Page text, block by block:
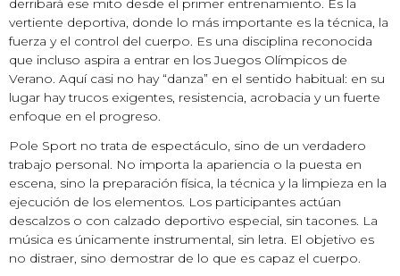
derribará ese mito desde el primer entrenamiento. Es la
vertiente deportiva, donde lo más importante es la técnica, la
fuerza y el control del cuerpo. Es una disciplina reconocida
que incluso aspira a entrar en los Juegos Olímpicos de
Verano. Aquí casi no hay “danza” en el sentido habitual: en su
lugar hay trucos exigentes, resistencia, acrobacia y un fuerte
enfoque en el progreso.
Pole Sport no trata de espectáculo, sino de un verdadero
trabajo personal. No importa la apariencia o la puesta en
escena, sino la preparación física, la técnica y la limpieza en la
ejecución de los elementos. Los participantes actúan
descalzos o con calzado deportivo especial, sin tacones. La
música es únicamente instrumental, sin letra. El objetivo es
no distraer, sino demostrar de lo que es capaz el cuerpo.